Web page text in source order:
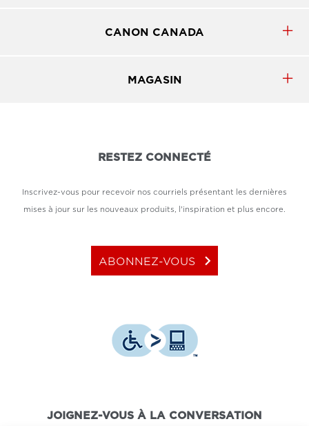
CANON CANADA
MAGASIN
RESTEZ CONNECTÉ
Inscrivez-vous pour recevoir nos courriels présentant les dernières
mises à jour sur les nouveaux produits, l'inspiration et plus encore.
ABONNEZ-VOUS keyboard_arrow_right
JOIGNEZ-VOUS À LA CONVERSATION